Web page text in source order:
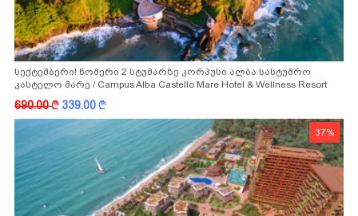
სექტემბერი! ნომერი 2 სტუმარზე კორპუსი ალბა სასტუმრო
კასტელო მარე / Campus Alba Castello Mare Hotel & Wellness Resort
690.00k 339.00k
37%